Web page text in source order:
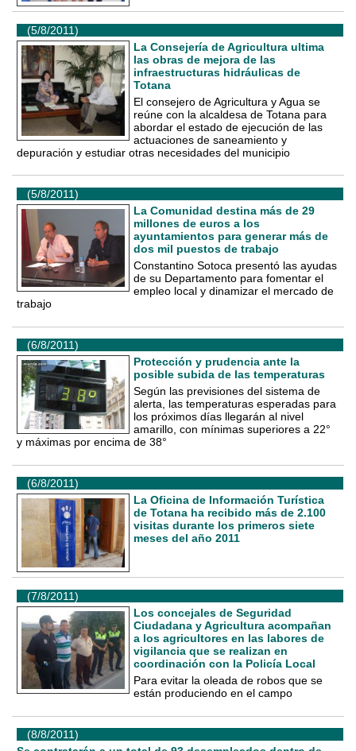
(5/8/2011)
La Consejería de Agricultura ultima
las obras de mejora de las
infraestructuras hidráulicas de
Totana
El consejero de Agricultura y Agua se
reúne con la alcaldesa de Totana para
abordar el estado de ejecución de las
actuaciones de saneamiento y
depuración y estudiar otras necesidades del municipio
(5/8/2011)
La Comunidad destina más de 29
millones de euros a los
ayuntamientos para generar más de
dos mil puestos de trabajo
Constantino Sotoca presentó las ayudas
de su Departamento para fomentar el
empleo local y dinamizar el mercado de
trabajo
(6/8/2011)
Protección y prudencia ante la
posible subida de las temperaturas
Según las previsiones del sistema de
alerta, las temperaturas esperadas para
los próximos días llegarán al nivel
amarillo, con mínimas superiores a 22°
y máximas por encima de 38°
(6/8/2011)
La Oficina de Información Turística
de Totana ha recibido más de 2.100
visitas durante los primeros siete
meses del año 2011
(7/8/2011)
Los concejales de Seguridad
Ciudadana y Agricultura acompañan
a los agricultores en las labores de
vigilancia que se realizan en
coordinación con la Policía Local
Para evitar la oleada de robos que se
están produciendo en el campo
(8/8/2011)